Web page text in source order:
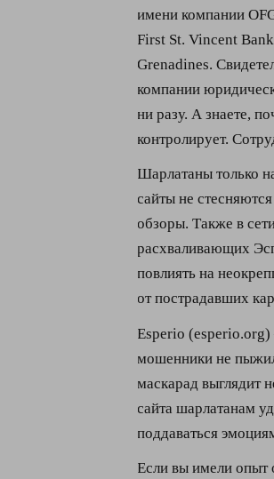
имени компании
First St. Vincent
Grenadines.
компании
ни разу. А знаете,
контролирует.
Шарлатаны только
сайты не
обзоры. Также в
расхваливающих
повлиять на
от пострадавших
Esperio (esperio.org)
мошенники не
маскарад выглядит
сайта шарлатанам
поддаваться
Если вы имели опыт